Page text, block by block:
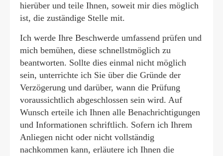
hierüber und teile Ihnen, soweit mir dies möglich
ist, die zuständige Stelle mit.
Ich werde Ihre Beschwerde umfassend prüfen und
mich bemühen, diese schnellstmöglich zu
beantworten. Sollte dies einmal nicht möglich
sein, unterrichte ich Sie über die Gründe der
Verzögerung und darüber, wann die Prüfung
voraussichtlich abgeschlossen sein wird. Auf
Wunsch erteile ich Ihnen alle Benachrichtigungen
und Informationen schriftlich. Sofern ich Ihrem
Anliegen nicht oder nicht vollständig
nachkommen kann, erläutere ich Ihnen die